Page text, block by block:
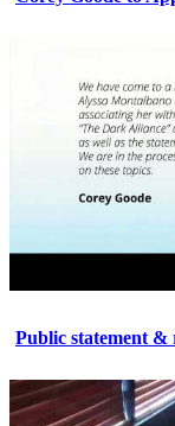
Public statement